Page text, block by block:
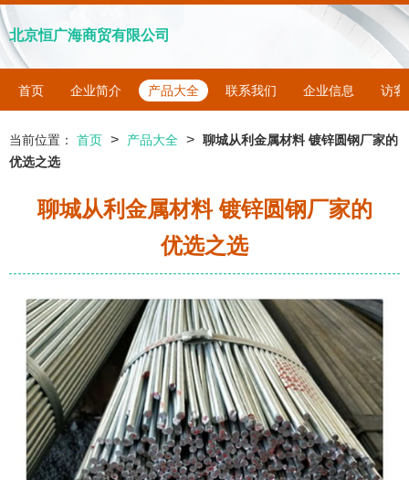
北京恒广海商贸有限公司
首页 企业简介 产品大全 联系我们 企业信息 访客
当前位置： 首页 > 产品大全 > 聊城从利金属材料 镀锌圆钢厂家的
优选之选
聊城从利金属材料 镀锌圆钢厂家的
优选之选